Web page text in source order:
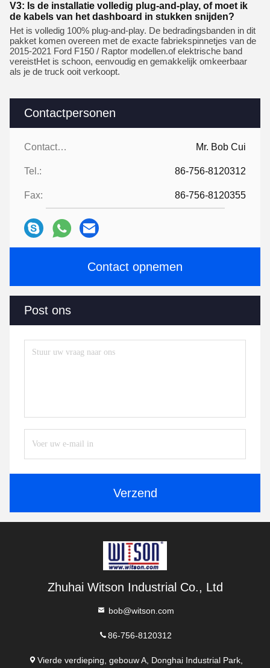
Contactpersonen
Contactpersonen: Mr. Bob Cui
Tel.: 86-756-8120312
Fax: 86-756-8120355
Contact opnemen
Post ons
Verzend
V3: Is de installatie volledig plug-and-play, of moet ik
de kabels van het dashboard in stukken snijden?
Het is volledig 100% plug-and-play. De bedradingsbanden in dit
pakket komen overeen met de exacte fabriekspinnetjes van de
2015-2021 Ford F150 / Raptor modellen.of elektrische band
vereistHet is schoon, eenvoudig en gemakkelijk omkeerbaar
als je de truck ooit verkoopt.
Zhuhai Witson Industrial Co., Ltd
bob@witson.com
86-756-8120312
Vierde verdieping, gebouw A, Donghai Industrial Park,